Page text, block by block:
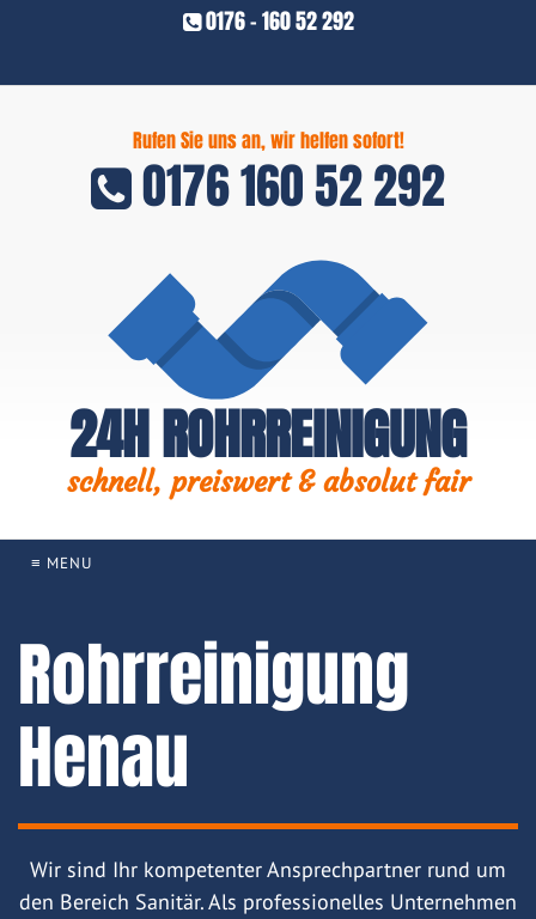
0176 - 160 52 292
Rufen Sie uns an, wir helfen sofort!
0176 160 52 292
24H ROHRREINIGUNG
schnell, preiswert & absolut fair
≡ MENU
Rohrreinigung
Henau
Wir sind Ihr kompetenter Ansprechpartner rund um
den Bereich Sanitär. Als professionelles Unternehmen